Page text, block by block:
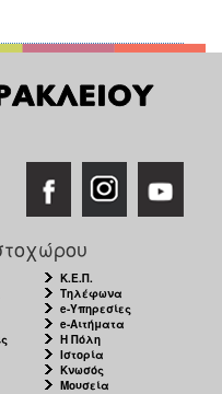
Κ.Ε.Π.
Τηλέφωνα
e-Υπηρεσίες
e-Αιτήματα
Η Πόλη
Ιστορία
Κνωσός
Μουσεία